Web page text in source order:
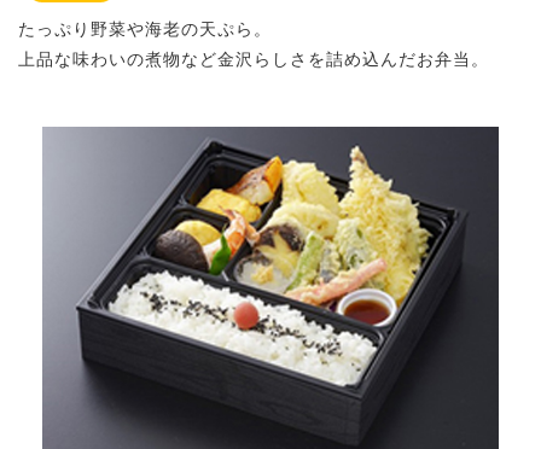
たっぷり野菜や海老の天ぷら。
上品な味わいの煮物など金沢らしさを詰め込んだお弁当。